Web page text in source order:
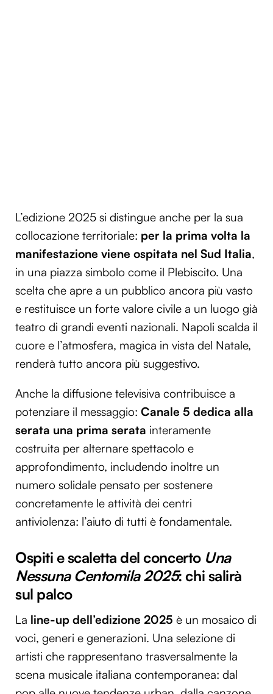
L’edizione 2025 si distingue anche per la sua
collocazione territoriale: per la prima volta la
manifestazione viene ospitata nel Sud Italia,
in una piazza simbolo come il Plebiscito. Una
scelta che apre a un pubblico ancora più vasto
e restituisce un forte valore civile a un luogo già
teatro di grandi eventi nazionali. Napoli scalda il
cuore e l’atmosfera, magica in vista del Natale,
renderà tutto ancora più suggestivo.
Anche la diffusione televisiva contribuisce a
potenziare il messaggio: Canale 5 dedica alla
serata una prima serata interamente
costruita per alternare spettacolo e
approfondimento, includendo inoltre un
numero solidale pensato per sostenere
concretamente le attività dei centri
antiviolenza: l’aiuto di tutti è fondamentale.
Ospiti e scaletta del concerto Una
Nessuna Centomila 2025: chi salirà
sul palco
La line-up dell’edizione 2025 è un mosaico di
voci, generi e generazioni. Una selezione di
artisti che rappresentano trasversalmente la
scena musicale italiana contemporanea: dal